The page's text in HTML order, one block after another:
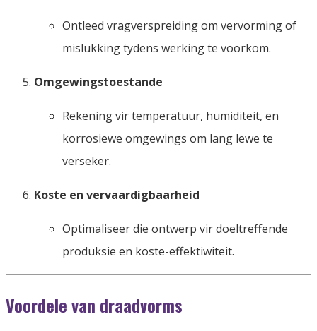
Ontleed vragverspreiding om vervorming of
mislukking tydens werking te voorkom.
Omgewingstoestande
Rekening vir temperatuur, humiditeit, en
korrosiewe omgewings om lang lewe te
verseker.
Koste en vervaardigbaarheid
Optimaliseer die ontwerp vir doeltreffende
produksie en koste-effektiwiteit.
Voordele van draadvorms